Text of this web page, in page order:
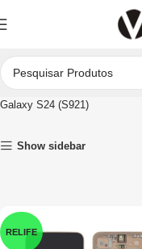
Início Peças para Reparações
Galaxy S24 (S921)
Show sidebar
RELIFE